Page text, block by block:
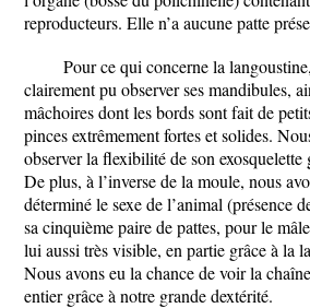
reproducteurs. Elle n’a aucune patte
Pour ce qui concerne la
clairement pu observer ses mandibules,
mâchoires dont les bords sont fait de
pinces extrêmement fortes et solides.
observer la flexibilité de son exosquelette
De plus, à l’inverse de la moule, nous
déterminé le sexe de l’animal (présence
sa cinquième paire de pattes, pour le
lui aussi très visible, en partie grâce à la
Nous avons eu la chance de voir la
entier grâce à notre grande dextérité.